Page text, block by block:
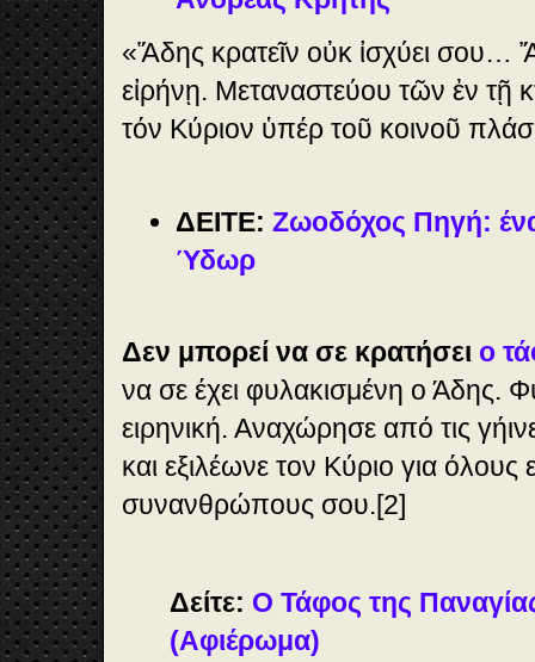
«Ἅδης κρατεῖν οὐκ ἰσχύει σου…
εἰρήνῃ. Μεταναστεύου τῶν ἐν τῇ
τόν Κύριον ὑπέρ τοῦ κοινοῦ
ΔΕΙΤΕ: Ζωοδόχος Πηγή:
Ύδωρ
Δεν μπορεί να σε κρατήσει ο
να σε έχει φυλακισμένη ο Άδης.
ειρηνική. Αναχώρησε από τις
και εξιλέωνε τον Κύριο για όλους
συνανθρώπους σου.[2]
Δείτε: Ο Τάφος της
(Αφιέρωμα)